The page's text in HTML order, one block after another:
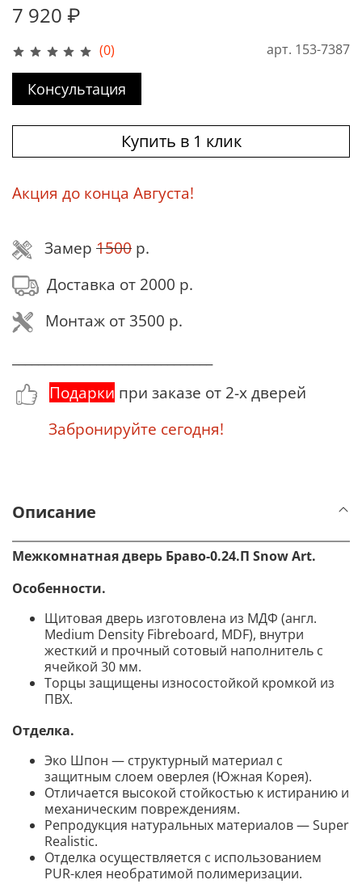
(0) арт. 153-7387
7 920 ₽
Консультация
Купить в 1 клик
Акция до конца Августа!
Замер 1500 р.
Доставка от 2000 р.
Монтаж от 3500 р.
Подарки при заказе от 2-х дверей
Забронируйте сегодня!
Описание
Межкомнатная дверь Браво-0.24.П Snow Art.
Особенности.
Щитовая дверь изготовлена из МДФ (англ.
Medium Density Fibreboard, MDF), внутри
жесткий и прочный сотовый наполнитель с
ячейкой 30 мм.
Торцы защищены износостойкой кромкой из
ПВХ.
Отделка.
Эко Шпон — структурный материал с
защитным слоем оверлея (Южная Корея).
Отличается высокой стойкостью к истиранию и
механическим повреждениям.
Репродукция натуральных материалов — Super
Realistic.
Отделка осуществляется с использованием
PUR-клея необратимой полимеризации.